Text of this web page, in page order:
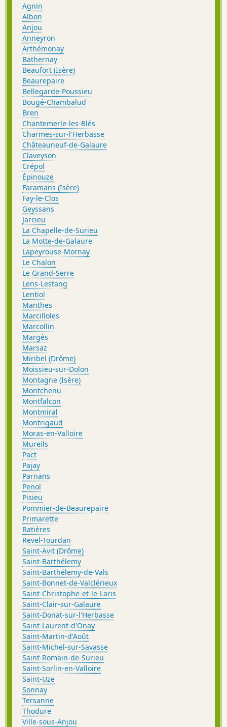
Agnin
Albon
Anjou
Anneyron
Arthémonay
Bathernay
Beaufort (Isère)
Beaurepaire
Bellegarde-Poussieu
Bougé-Chambalud
Bren
Chantemerle-les-Blés
Charmes-sur-l'Herbasse
Châteauneuf-de-Galaure
Claveyson
Crépol
Épinouze
Faramans (Isère)
Fay-le-Clos
Geyssans
Jarcieu
La Chapelle-de-Surieu
La Motte-de-Galaure
Lapeyrouse-Mornay
Le Chalon
Le Grand-Serre
Lens-Lestang
Lentiol
Manthes
Marcilloles
Marcollin
Margès
Marsaz
Miribel (Drôme)
Moissieu-sur-Dolon
Montagne (Isère)
Montchenu
Montfalcon
Montmiral
Montrigaud
Moras-en-Valloire
Mureils
Pact
Pajay
Parnans
Penol
Pisieu
Pommier-de-Beaurepaire
Primarette
Ratières
Revel-Tourdan
Saint-Avit (Drôme)
Saint-Barthélemy
Saint-Barthélemy-de-Vals
Saint-Bonnet-de-Valclérieux
Saint-Christophe-et-le-Laris
Saint-Clair-sur-Galaure
Saint-Donat-sur-l'Herbasse
Saint-Laurent-d'Onay
Saint-Martin-d'Août
Saint-Michel-sur-Savasse
Saint-Romain-de-Surieu
Saint-Sorlin-en-Valloire
Saint-Uze
Sonnay
Tersanne
Thodure
Ville-sous-Anjou